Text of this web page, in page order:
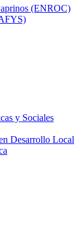
(ENROC)
y Sociales
Desarrollo Local